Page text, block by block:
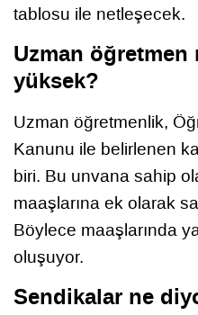
tablosu ile netleşecek.
Uzman öğretmen
yüksek?
Uzman öğretmenlik,
Kanunu ile belirlenen
biri. Bu unvana sahip
maaşlarına ek olarak
Böylece maaşlarında
oluşuyor.
Sendikalar ne